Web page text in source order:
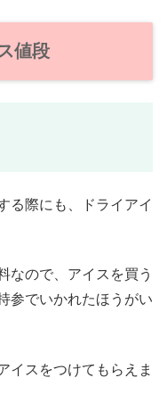
値段
る際にも、ドライアイ
なので、アイスを買う
参でいかれたほうがい
イスをつけてもらえま